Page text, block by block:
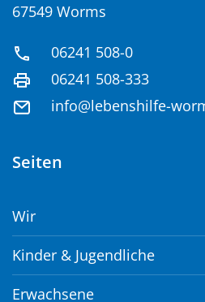
67549 Worms
06241 508-0
06241 508-333
info@lebenshilfe-
Seiten
Wir
Kinder & Jugendliche
Erwachsene